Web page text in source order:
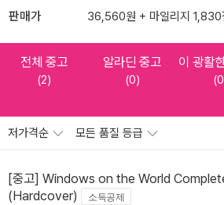
판매가 36,560원 + 마일리지 1,830
전체 중고
(2)
알라딘 중고
(0)
이 광활
저가격순 모든 품질 등급
[중고] Windows on the World
(Hardcover)
소득공제